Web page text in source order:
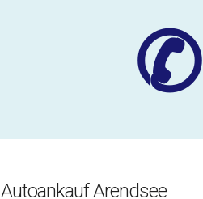
✆
Autoankauf Arendsee